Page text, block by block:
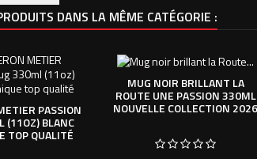
DANS LA MÊME CATÉGORIE :
PASSION
(11OZ) BLANC
TOP QUALITÉ
MUG NOIR BRILLANT LA
ROUTE UNE PASSION 330ML
NOUVELLE COLLECTION 2026